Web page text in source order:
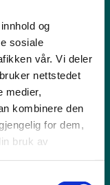
og
sosiale
vår. Vi deler
nettstedet
medier,
kombinere den
for dem,
bruk av
år før, i tillegg til
skulen. Kvar vår
fungerer
personalet og
to skitrekk i nær
bli tilbod om